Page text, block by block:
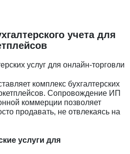
учета для
услуг для онлайн-торговли
комплекс бухгалтерских
Сопровождение ИП
коммерции позволяет
продавать, не отвлекаясь на
услуги для